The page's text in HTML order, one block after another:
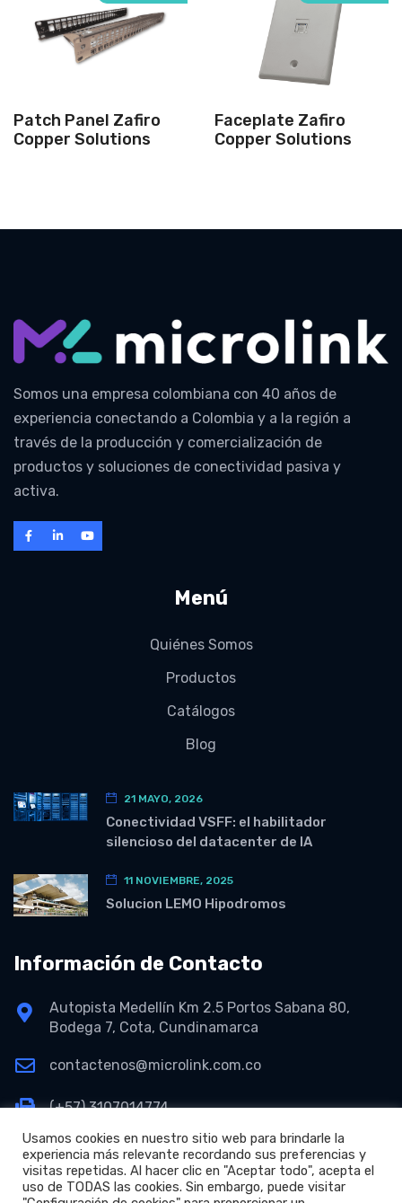
Patch Panel Zafiro
Copper Solutions
Faceplate Zafiro
Copper Solutions
Somos una empresa colombiana con 40 años de
experiencia conectando a Colombia y a la región a
través de la producción y comercialización de
productos y soluciones de conectividad pasiva y
activa.
Menú
Quiénes Somos
Productos
Catálogos
Blog
21 MAYO, 2026
Conectividad VSFF: el habilitador
silencioso del datacenter de IA
11 NOVIEMBRE, 2025
Solucion LEMO Hipodromos
Información de Contacto
Autopista Medellín Km 2.5 Portos Sabana 80,
Bodega 7, Cota, Cundinamarca
contactenos@microlink.com.co
(+57) 3107014774
Usamos cookies en nuestro sitio web para brindarle la
experiencia más relevante recordando sus preferencias y
visitas repetidas. Al hacer clic en "Aceptar todo", acepta el
uso de TODAS las cookies. Sin embargo, puede visitar